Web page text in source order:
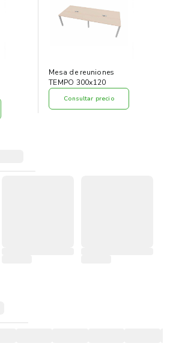
Mesa de reuniones
TEMPO 300x120
Consultar precio